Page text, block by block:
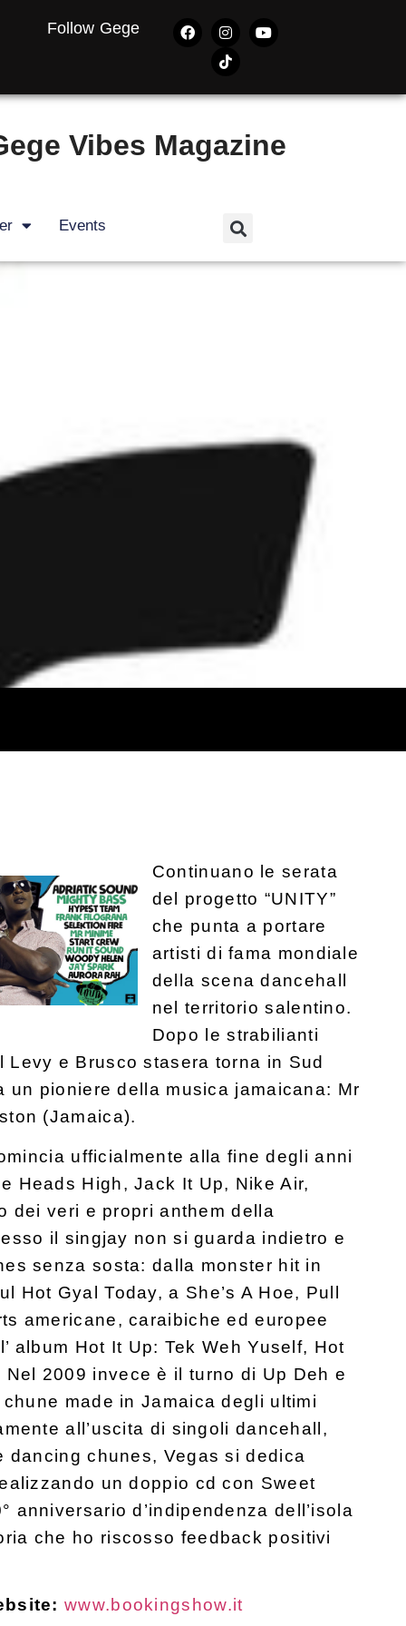
Follow Gege
Vibes Magazine
Events
Continuano le serata
del progetto “UNITY”
che punta a portare
artisti di fama mondiale
della scena dancehall
nel territorio salentino.
Dopo le strabilianti
Levy e Brusco stasera torna in Sud
un pioniere della musica jamaicana: Mr
(Jamaica).
ufficialmente alla fine degli anni
Heads High, Jack It Up, Nike Air,
dei veri e propri anthem della
il singjay non si guarda indietro e
senza sosta: dalla monster hit in
Hot Gyal Today, a She’s A Hoe, Pull
americane, caraibiche ed europee
album Hot It Up: Tek Weh Yuself, Hot
2009 invece è il turno di Up Deh e
made in Jamaica degli ultimi
all’uscita di singoli dancehall,
dancing chunes, Vegas si dedica
un doppio cd con Sweet
anniversario d’indipendenza dell’isola
che ho riscosso feedback positivi
www.bookingshow.it